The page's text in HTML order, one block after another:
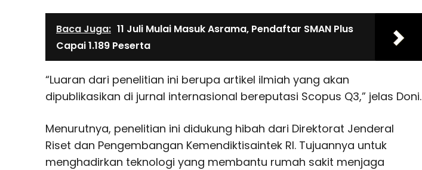
Baca Juga: 11 Juli Mulai Masuk Asrama, Pendaftar SMAN Plus
Capai 1.189 Peserta
“Luaran dari penelitian ini berupa artikel ilmiah yang akan
dipublikasikan di jurnal internasional bereputasi Scopus Q3,” jelas Doni.
Menurutnya, penelitian ini didukung hibah dari Direktorat Jenderal
Riset dan Pengembangan Kemendiktisaintek RI. Tujuannya untuk
menghadirkan teknologi yang membantu rumah sakit menjaga